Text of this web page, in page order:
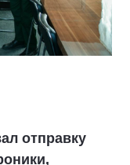
отправку